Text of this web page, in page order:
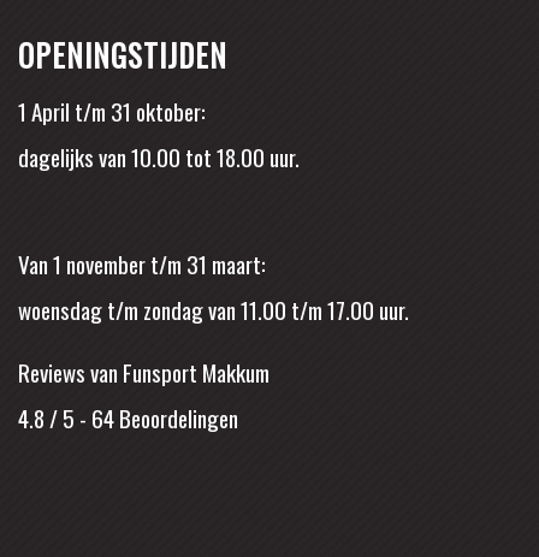
OPENINGSTIJDEN
1 April t/m 31 oktober:
dagelijks van 10.00 tot 18.00 uur.
Van 1 november t/m 31 maart:
woensdag t/m zondag van 11.00 t/m 17.00 uur.
Reviews van Funsport Makkum
4.8 / 5 - 64Beoordelingen